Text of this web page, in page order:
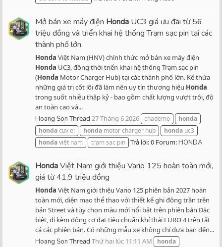
Mở bán xe máy điện Honda UC3 giá ưu đãi từ 56
triệu đồng và triển khai hệ thống Trạm sạc pin tại các
thành phố lớn
Honda Việt Nam (HNV) chính thức mở bán xe máy điện
Honda UC3, đồng thời triển khai hệ thống Trạm sạc pin
(Honda Motor Charger Hub) tại các thành phố lớn. Kế thừa
những giá trị cốt lõi đã làm nên uy tín thương hiệu Honda
trong suốt nhiều thập kỷ - bao gồm chất lượng vượt trội, độ
an toàn cao và...
Hoang Son Thread 27 Tháng 6 2026 chademo
honda
hondacuv e: honda motor charger hub honda uc3
hondaviệt nam trạm sạc pin Trả lời: 0 Forum:HONDA
HondaViệt Nam giới thiệu Vario 125 hoàn toàn mới,
giá từ 41,9 triệu đồng
Honda Việt Nam giới thiệu Vario 125 phiên bản 2027 hoàn
toàn mới, diện mạo thể thao với thiết kế ghi đông trần trên
bản Street và tùy chọn màu mới nổi bật trên phiên bản Đặc
biệt, đi kèm động cơ đạt tiêu chuẩn khí thải EURO 4 trên tất
cả các phiên bản. Có những mẫu xe không chỉ đưa bạn đến...
Hoang Son Thread Thứ hai lúc 11:11 AM
honda